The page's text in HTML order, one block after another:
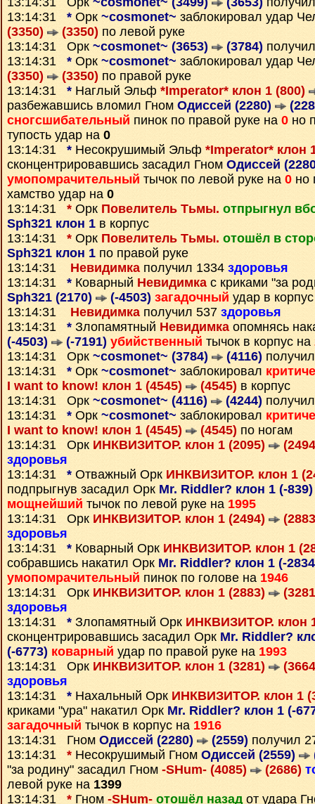
13:14:31 * Орк ~cosmonet~ заблокировал удар
(3350)
(3350) по левой руке
13:14:31 Орк ~cosmonet~ (3653) (3784)
13:14:31 * Орк ~cosmonet~ заблокировал удар
(3350)
(3350) по правой руке
13:14:31 * Наглый Эльф *Imperator* клон 1 (800)
разбежавшись вломил Гном Одиссей (2280)
сногсшибательный пинок по правой руке на 0 но
тупость удар на 0
13:14:31 * Несокрушимый Эльф *Imperator* клон
сконцентрировавшись засадил Гном Одиссей
умопомрачительный тычок по левой руке на 0 но
хамство удар на 0
13:14:31 * Орк Повелитель Тьмы. отпрыгнул
Sph321 клон 1 в корпус
13:14:31 * Орк Повелитель Тьмы. отошёл в
Sph321 клон 1 по правой руке
13:14:31 Невидимкаполучил 1334 здоровья
13:14:31 * Коварный Невидимкас криками "за
Sph321 (2170)
(-4503) загадочный удар в
13:14:31 Невидимка получил 537 здоровья
13:14:31 * Злопамятный Невидимкаопомнясь
(-4503)
(-7191) убийственный тычок в корпус на
13:14:31 Орк ~cosmonet~ (3784) (4116)
13:14:31 * Орк ~cosmonet~ заблокировал
I want to know! клон 1 (4545)
(4545) в корпус
13:14:31 Орк ~cosmonet~ (4116) (4244)
13:14:31 * Орк ~cosmonet~ заблокировал
I want to know! клон 1 (4545)
(4545) по ногам
13:14:31 Орк ИНКВИЗИТОР. клон 1 (2095)
здоровья
13:14:31 * Отважный Орк ИНКВИЗИТОР. клон 1
подпрыгнув засадил Орк Mr. Riddler? клон 1 (-
мощнейший тычок по левой руке на 1995
13:14:31 Орк ИНКВИЗИТОР. клон 1 (2494)
здоровья
13:14:31 * Коварный Орк ИНКВИЗИТОР. клон 1
собравшись накатил Орк Mr. Riddler? клон 1 (-
умопомрачительный пинок по голове на 1946
13:14:31 Орк ИНКВИЗИТОР. клон 1 (2883)
здоровья
13:14:31 * Злопамятный Орк ИНКВИЗИТОР. клон
сконцентрировавшись засадил Орк Mr. Riddler?
(-6773) коварный удар по правой руке на 1993
13:14:31 Орк ИНКВИЗИТОР. клон 1 (3281)
здоровья
13:14:31 * Нахальный Орк ИНКВИЗИТОР. клон 1
криками "ура" накатил Орк Mr. Riddler? клон 1 (-
загадочный тычок в корпус на 1916
13:14:31 Гном Одиссей (2280) (2559) получил
13:14:31 * Несокрушимый Гном Одиссей (2559)
"за родину" засадил Гном -SHum- (4085) (2686)
левой руке на 1399
13:14:31 * Гном -SHum- отошёл назадот удара